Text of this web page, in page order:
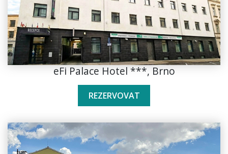
eFi Palace Hotel ***, Brno
REZERVOVAT